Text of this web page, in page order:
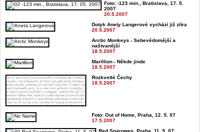
Foto: -123 min., Bratislava, 17. 5.
2007
20.5.2007
Dotyk Anety Langerové vychází již zítra
20.5.2007
Arctic Monkeys - Sebevědomější a
naštvanější
18.5.2007
Marillion - Někde jinde
18.5.2007
Rozkvetlé Čechy
18.5.2007
Foto: Out of Home, Praha, 12. 5. 07
17.5.2007
Red Sparowes, Praha, 11. 5. 07